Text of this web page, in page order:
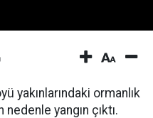
yakınlarındaki ormanlık
yangın çıktı.